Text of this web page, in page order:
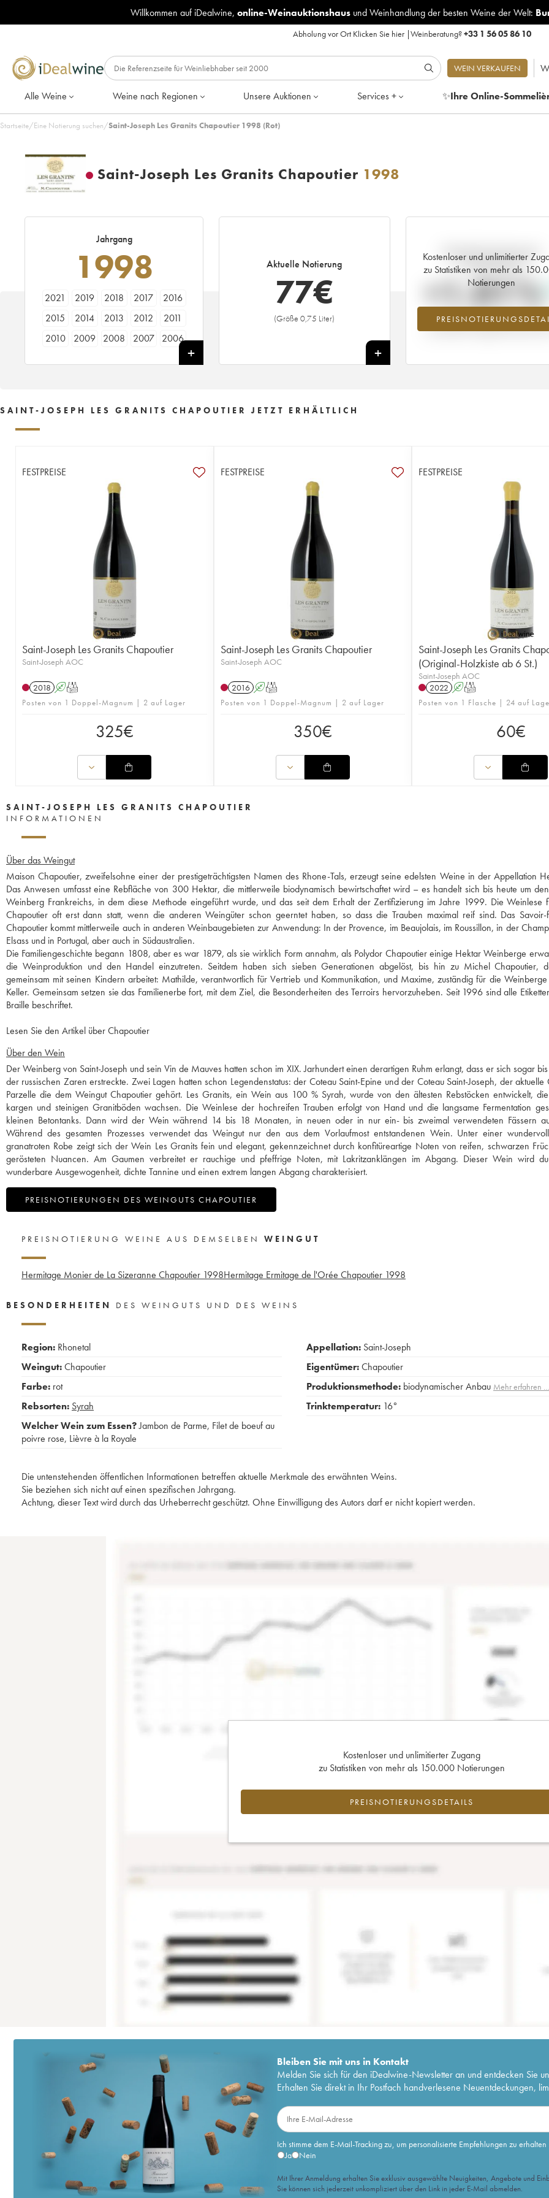
Willkommen auf iDealwine, online-Weinauktionshausund Weinhandlung der besten Weine der Welt:
Abholung vor Ort Klicken Sie hier|Weinberatung?+33 1 56 05 86 10
WEIN VERKAUFEN
Alle Weine Weine nach Regionen Unsere Auktionen Services + ✨Ihre Online-
Startseite/Eine Notierung suchen/Saint-Joseph Les Granits Chapoutier 1998 (Rot)
Saint-Joseph Les Granits Chapoutier 1998
Jahrgang
1998
2021 2019 2018 2017
2016
2015
2014 2013 2012
2011
2010
2009 2008 2007
2006
Aktuelle Notierung
77€
(Größe 0,75 Liter)
+
Kostenloser und unlimitierter
zu Statistiken von mehr als
Notierungen
Aktuelle Entwicklung der
Preisnotierung
+1.01%
Preisanstiegs des Jahrgangs 1998
Jahr 2026 im Vergleich zum Jahr
SAINT-JOSEPH LES GRANITS CHAPOUTIER JETZT ERHÄLTLICH
FESTPREISE
Saint-Joseph Les Granits Chapoutier
Saint-Joseph AOC
2018 AT
Posten von 1 Doppel-Magnum | 2 auf Lager
325€
FESTPREISE
Saint-Joseph Les Granits Chapoutier
Saint-Joseph AOC
2016 AT
Posten von 1 Doppel-Magnum | 2 auf Lager
350€
FESTPREISE
Saint-Joseph Les Granits
(Original-Holzkiste ab 6 St.)
Saint-Joseph AOC
2022 AT
Posten von 1 Flasche | 24 auf
60€
SAINT-JOSEPH LES GRANITS CHAPOUTIER
INFORMATIONEN
Über das Weingut
Maison Chapoutier, zweifelsohne einer der prestigeträchtigsten Namen des Rhone-Tals, erzeugt seine edelsten Weine in der Appellation
Das Anwesen umfasst eine Rebfläche von 300 Hektar, die mittlerweile biodynamisch bewirtschaftet wird – es handelt sich bis heute um
Weinberg Frankreichs, in dem diese Methode eingeführt wurde, und das seit dem Erhalt der Zertifizierung im Jahre 1999. Die Weinlese
Chapoutier oft erst dann statt, wenn die anderen Weingüter schon geerntet haben, so dass die Trauben maximal reif sind. Das
Chapoutier kommt mittlerweile auch in anderen Weinbaugebieten zur Anwendung: In der Provence, im Beaujolais, im Roussillon, in der
Elsass und in Portugal, aber auch in Südaustralien.
Die Familiengeschichte begann 1808, aber es war 1879, als sie wirklich Form annahm, als Polydor Chapoutier einige Hektar Weinberge
die Weinproduktion und den Handel einzutreten. Seitdem haben sich sieben Generationen abgelöst, bis hin zu Michel Chapoutier,
gemeinsam mit seinen Kindern arbeitet: Mathilde, verantwortlich für Vertrieb und Kommunikation, und Maxime, zuständig für die
Keller. Gemeinsam setzen sie das Familienerbe fort, mit dem Ziel, die Besonderheiten des Terroirs hervorzuheben. Seit 1996 sind alle
Braille beschriftet.
Lesen Sie den Artikel über Chapoutier
Über den Wein
Der Weinberg von Saint-Joseph und sein Vin de Mauves hatten schon im XIX. Jarhundert einen derartigen Ruhm erlangt, dass er sich sogar
der russischen Zaren erstreckte. Zwei Lagen hatten schon Legendenstatus: der Coteau Saint-Epine und der Coteau Saint-Joseph, der
Parzelle die dem Weingut Chapoutier gehört. Les Granits, ein Wein aus 100 % Syrah, wurde von den ältesten Rebstöcken entwickelt,
kargen und steinigen Granitböden wachsen. Die Weinlese der hochreifen Trauben erfolgt von Hand und die langsame Fermentation
kleinen Betontanks. Dann wird der Wein während 14 bis 18 Monaten, in neuen oder in nur ein- bis zweimal verwendeten Fässern
Während des gesamten Prozesses verwendet das Weingut nur den aus dem Vorlaufmost entstandenen Wein. Unter einer
granatroten Robe zeigt sich der Wein Les Granits fein und elegant, gekennzeichnet durch konfitüreartige Noten von reifen, schwarzen
gerösteten Nuancen. Am Gaumen verbreitet er rauchige und pfeffrige Noten, mit Lakritzanklängen im Abgang. Dieser Wein wird
wunderbare Ausgewogenheit, dichte Tannine und einen extrem langen Abgang charakterisiert.
PREISNOTIERUNGEN DES WEINGUTS CHAPOUTIER
PREISNOTIERUNG WEINE AUS DEMSELBEN WEINGUT
Hermitage Monier de La Sizeranne Chapoutier 1998Hermitage Ermitage de l'Orée Chapoutier 1998
BESONDERHEITEN DES WEINGUTS UND DES WEINS
Region: Rhonetal
Weingut:Chapoutier
Farbe: rot
Rebsorten: Syrah
Welcher Wein zum Essen?Jambon de Parme, Filet de boeuf au
poivre rose, Lièvre à la Royale
Appellation: Saint-Joseph
Eigentümer:Chapoutier
Produktionsmethode: biodynamischer Anbau Mehr erfahren
Trinktemperatur: 16°
Die untenstehenden öffentlichen Informationen betreffen aktuelle Merkmale des erwähnten Weins.
Sie beziehen sich nicht auf einen spezifischen Jahrgang.
Achtung, dieser Text wird durch das Urheberrecht geschützt. Ohne Einwilligung des Autors darf er nicht kopiert werden.
Kostenloser und unlimitierter Zugang
zu Statistiken von mehr als 150.000 Notierungen
PREISNOTIERUNGSDETAILS
Bleiben Sie mit uns in Kontakt
Melden Sie sich für den iDealwine-Newsletter an und entdecken Sie
Erhalten Sie direkt in Ihr Postfach handverlesene Neuentdeckungen,
Ich stimme dem E-Mail-Tracking zu, um personalisierte Empfehlungen zu erhalten
Ja
Nein
Mit Ihrer Anmeldung erhalten Sie exklusiv ausgewählte Neuigkeiten, Angebote und
Sie können sich jederzeit unkompliziert über den Link in jeder E-Mail abmelden.